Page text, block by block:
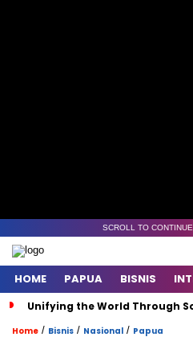
SCROLL TO
HOME PAPUA BISNIS
Unifying the World Through
Home / Bisnis / Nasional / Papua